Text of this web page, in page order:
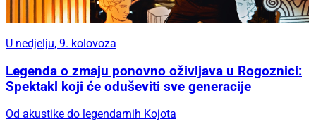
U nedjelju, 9. kolovoza
Legenda o zmaju ponovno oživljava u Rogoznici:
Spektakl koji će oduševiti sve generacije
Od akustike do legendarnih Kojota